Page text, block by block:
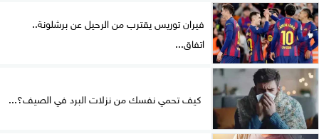
فيران توريس يقترب من الرحيل عن برشلونة..
اتفاق...
كيف تحمي نفسك من نزلات البرد في الصيف؟...